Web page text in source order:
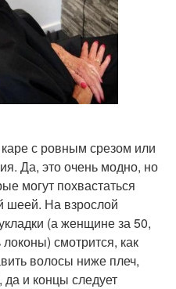
с ровным срезом или
Да, это очень модно, но
могут похвастаться
шеей. На взрослой
(а женщине за 50,
локоны) смотрится, как
волосы ниже плеч,
да и концы следует